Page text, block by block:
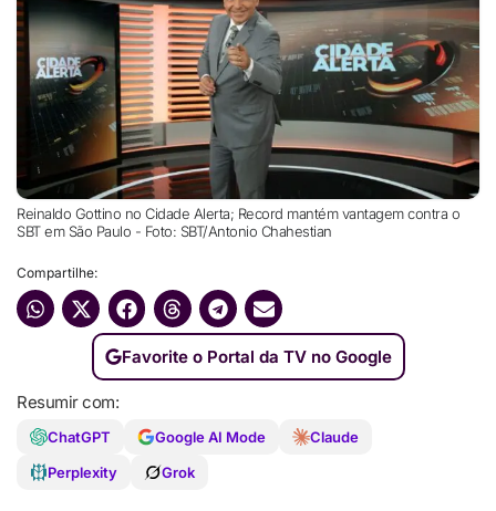
Reinaldo Gottino no Cidade Alerta; Record mantém vantagem contra o
SBT em São Paulo - Foto: SBT/Antonio Chahestian
Compartilhe:
Favorite o Portal da TV no Google
Resumir com:
ChatGPT Google AI Mode
Claude
Perplexity
Grok